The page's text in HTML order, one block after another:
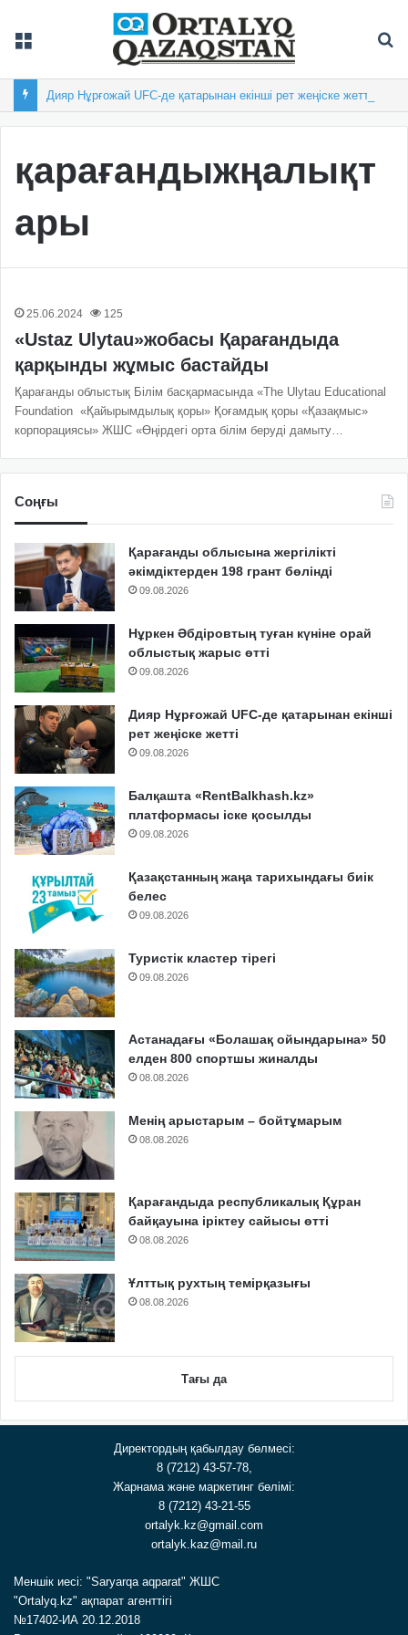
Дияр Нұрғожай UFC-де қатарынан екінші рет жеңіске жетті
қарағандыжңалықт
ары
25.06.2024 125
«Ustaz Ulytau»жобасы Қарағандыда
қарқынды жұмыс бастайды
Қарағанды облыстық Білім басқармасында «The Ulytau Еducational
Foundation «Қайырымдылық қоры» Қоғамдық қоры «Қазақмыс»
корпорациясы» ЖШС «Өңірдегі орта білім беруді дамыту…
Соңғы
Қарағанды облысына жергілікті
әкімдіктерден 198 грант бөлінді
09.08.2026
Нұркен Әбдіровтың туған күніне орай
облыстық жарыс өтті
09.08.2026
Дияр Нұрғожай UFC-де қатарынан екінші
рет жеңіске жетті
09.08.2026
Балқашта «RentBalkhash.kz»
платформасы іске қосылды
09.08.2026
Қазақстанның жаңа тарихындағы биік
белес
09.08.2026
Туристік кластер тірегі
09.08.2026
Астанадағы «Болашақ ойындарына» 50
елден 800 спортшы жиналды
08.08.2026
Менің арыстарым – бойтұмарым
08.08.2026
Қарағандыда республикалық Құран
байқауына іріктеу сайысы өтті
08.08.2026
Ұлттық рухтың темірқазығы
08.08.2026
Тағы да
Директордың қабылдау бөлмесі:
8 (7212) 43-57-78,
Жарнама және маркетинг бөлімі:
8 (7212) 43-21-55
ortalyk.kz@gmail.com
ortalyk.kaz@mail.ru
Меншік иесі: "Saryarqa aqparat" ЖШС
"Ortalyq.kz" ақпарат агенттігі
№17402-ИА 20.12.2018